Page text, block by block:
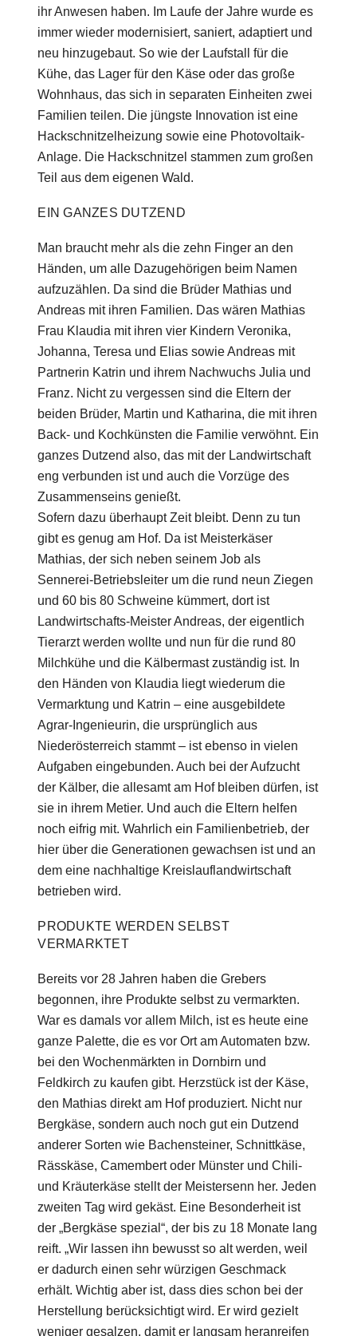
ihr Anwesen haben. Im Laufe der Jahre wurde es
immer wieder modernisiert, saniert, adaptiert und
neu hinzugebaut. So wie der Laufstall für die
Kühe, das Lager für den Käse oder das große
Wohnhaus, das sich in separaten Einheiten zwei
Familien teilen. Die jüngste Innovation ist eine
Hackschnitzelheizung sowie eine Photovoltaik-
Anlage. Die Hackschnitzel stammen zum großen
Teil aus dem eigenen Wald.
EIN GANZES DUTZEND
Man braucht mehr als die zehn Finger an den
Händen, um alle Dazugehörigen beim Namen
aufzuzählen. Da sind die Brüder Mathias und
Andreas mit ihren Familien. Das wären Mathias
Frau Klaudia mit ihren vier Kindern Veronika,
Johanna, Teresa und Elias sowie Andreas mit
Partnerin Katrin und ihrem Nachwuchs Julia und
Franz. Nicht zu vergessen sind die Eltern der
beiden Brüder, Martin und Katharina, die mit ihren
Back- und Kochkünsten die Familie verwöhnt. Ein
ganzes Dutzend also, das mit der Landwirtschaft
eng verbunden ist und auch die Vorzüge des
Zusammenseins genießt.
Sofern dazu überhaupt Zeit bleibt. Denn zu tun
gibt es genug am Hof. Da ist Meisterkäser
Mathias, der sich neben seinem Job als
Sennerei-Betriebsleiter um die rund neun Ziegen
und 60 bis 80 Schweine kümmert, dort ist
Landwirtschafts-Meister Andreas, der eigentlich
Tierarzt werden wollte und nun für die rund 80
Milchkühe und die Kälbermast zuständig ist. In
den Händen von Klaudia liegt wiederum die
Vermarktung und Katrin – eine ausgebildete
Agrar-Ingenieurin, die ursprünglich aus
Niederösterreich stammt – ist ebenso in vielen
Aufgaben eingebunden. Auch bei der Aufzucht
der Kälber, die allesamt am Hof bleiben dürfen, ist
sie in ihrem Metier. Und auch die Eltern helfen
noch eifrig mit. Wahrlich ein Familienbetrieb, der
hier über die Generationen gewachsen ist und an
dem eine nachhaltige Kreislauflandwirtschaft
betrieben wird.
PRODUKTE WERDEN SELBST
VERMARKTET
Bereits vor 28 Jahren haben die Grebers
begonnen, ihre Produkte selbst zu vermarkten.
War es damals vor allem Milch, ist es heute eine
ganze Palette, die es vor Ort am Automaten bzw.
bei den Wochenmärkten in Dornbirn und
Feldkirch zu kaufen gibt. Herzstück ist der Käse,
den Mathias direkt am Hof produziert. Nicht nur
Bergkäse, sondern auch noch gut ein Dutzend
anderer Sorten wie Bachensteiner, Schnittkäse,
Rässkäse, Camembert oder Münster und Chili-
und Kräuterkäse stellt der Meistersenn her. Jeden
zweiten Tag wird gekäst. Eine Besonderheit ist
der „Bergkäse spezial“, der bis zu 18 Monate lang
reift. „Wir lassen ihn bewusst so alt werden, weil
er dadurch einen sehr würzigen Geschmack
erhält. Wichtig aber ist, dass dies schon bei der
Herstellung berücksichtigt wird. Er wird gezielt
weniger gesalzen, damit er langsam heranreifen